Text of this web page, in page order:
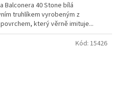
Balconera 40 Stone bílá
truhlíkem vyrobeným z
který věrně imituje...
Kód: 15426